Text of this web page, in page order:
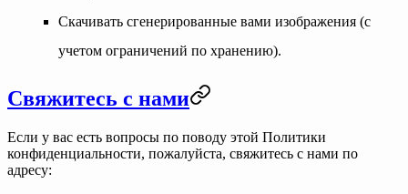
Скачивать сгенерированные вами изображения (с
учетом ограничений по хранению).
Свяжитесь с нами
Если у вас есть вопросы по поводу этой Политики
конфиденциальности, пожалуйста, свяжитесь с нами по
адресу: